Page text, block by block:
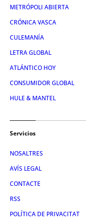
METRÓPOLI ABIERTA
CRÓNICA VASCA
CULEMANÍA
LETRA GLOBAL
ATLÁNTICO HOY
CONSUMIDOR GLOBAL
HULE & MANTEL
Servicios
NOSALTRES
AVÍS LEGAL
CONTACTE
RSS
POLÍTICA DE PRIVACITAT